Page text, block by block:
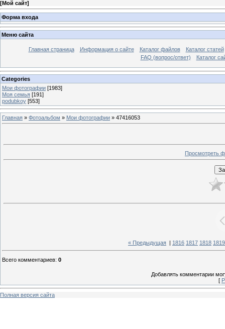
[Мой сайт]
Форма входа
Меню сайта
Главная страница Информация о сайте Каталог файлов
Каталог статей
FAQ (вопрос/ответ)
Каталог
Categories
Мои фотографии [1983]
Моя семья [191]
podubkoy [553]
Главная » Фотоальбом » Мои фотографии » 47416053
Просмотреть
« Предыдущая 1816 1817 1818 1819
Всего комментариев: 0
Добавлять комментарии
[
Полная версия сайта